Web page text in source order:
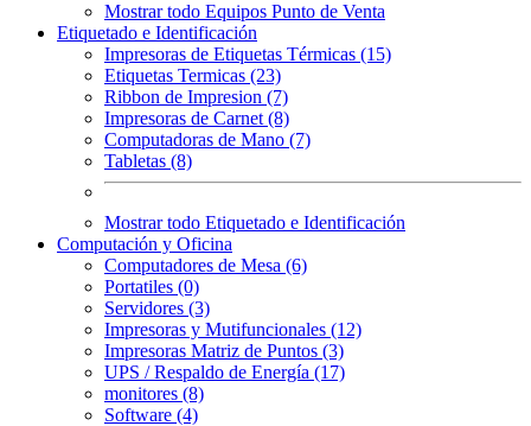
Mostrar todo Equipos Punto de Venta
Etiquetado e Identificación
Impresoras de Etiquetas Térmicas (15)
Etiquetas Termicas (23)
Ribbon de Impresion (7)
Impresoras de Carnet (8)
Computadoras de Mano (7)
Tabletas (8)
Mostrar todo Etiquetado e Identificación
Computación y Oficina
Computadores de Mesa (6)
Portatiles (0)
Servidores (3)
Impresoras y Mutifuncionales (12)
Impresoras Matriz de Puntos (3)
UPS / Respaldo de Energía (17)
monitores (8)
Software (4)